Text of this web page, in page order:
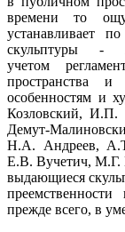
времени то
устанавливает
скульптуры -
учетом
пространства и
особенностям и
Козловский,
Демут-
Н.А. Андреев,
Е.В. Вучетич,
выдающиеся
прежде всего, в